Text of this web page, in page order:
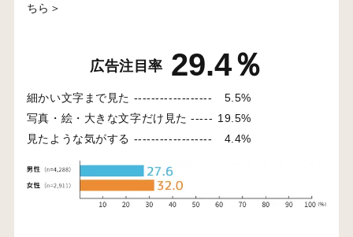
ちら＞
広告注目率 29.4％
細かい文字まで見た ------------------
5.5%
写真・絵・大きな文字だけ見た ----- 19.5%
見たような気がする ------------------
4.4%